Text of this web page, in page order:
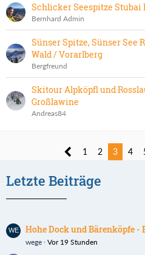
Schlicker Seespitze Stubai
Bernhard Admin
Sünser Spitze, Sünser See
Wald / Vorarlberg
Bergfreund
Skitour Alpköpfl und
Großlawine
Andreas84
1 2 3 4
Letzte Beiträge
Hohe Dock und Bärenköpfe -
wege Vor 19 Stunden